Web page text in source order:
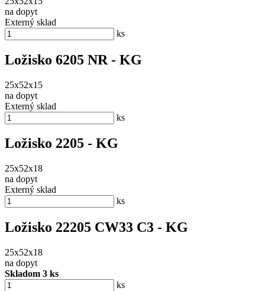
na dopyt
Externý sklad
ks
Ložisko 6205 NR - KG
25x52x15
na dopyt
Externý sklad
ks
Ložisko 2205 - KG
25x52x18
na dopyt
Externý sklad
ks
Ložisko 22205 CW33 C3 - KG
25x52x18
na dopyt
Skladom 3 ks
ks